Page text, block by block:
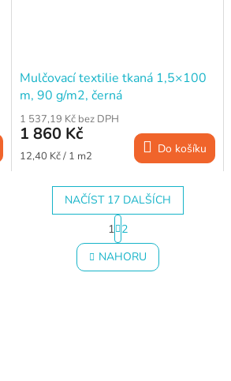
Mulčovací textilie tkaná 1,5×100
m, 90 g/m2, černá
1 537,19 Kč bez DPH
1 860 Kč
Měrná
12,40 Kč / 1 m2 Do košíku
O
v
l
NAČÍST 17 DALŠÍCH
S
t
r
á
n
1 2
NAHORU